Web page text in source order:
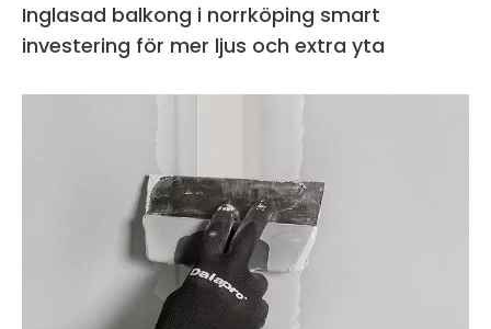
Inglasad balkong i norrköping smart
investering för mer ljus och extra yta